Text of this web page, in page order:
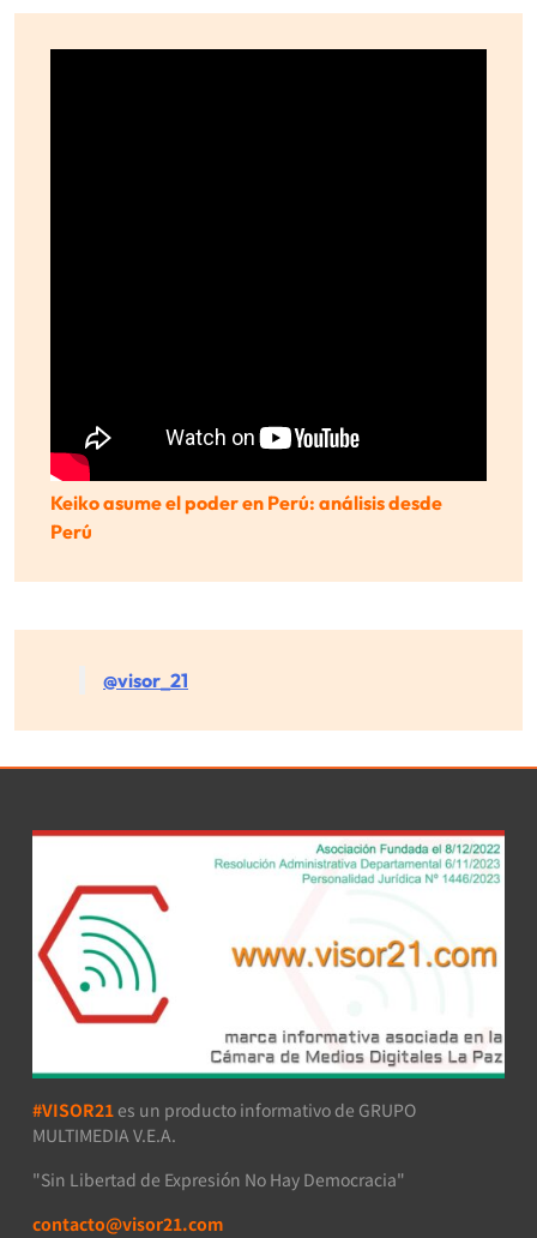
Keiko asume el poder en Perú: análisis desde
Perú
@visor_21
#VISOR21 es un producto informativo de GRUPO
MULTIMEDIA V.E.A.
"Sin Libertad de Expresión No Hay Democracia"
contacto@visor21.com